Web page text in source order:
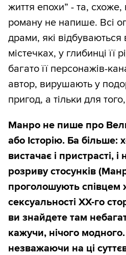
життя епохи” - та, схоже,
роману не напише. Всі
драми, які
містечках, у глибинці її
багато її персонажів-
автор, вирушають у
пригод, а тільки для
Манро не пише про
або Історію. Ба більше:
вистачає і пристрасті, і
розриву стосунків
проголошують співцем
сексуальності ХХ-го
ви знайдете там
кажучи, нічого
незважаючи на ці